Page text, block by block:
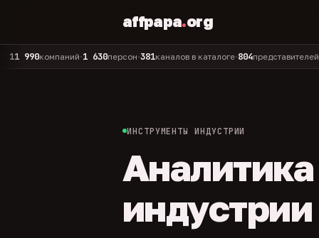
affpapa.org
компаний•1 630персон•381каналов в каталоге•804представителей•325
ИНСТРУМЕНТЫ ИНДУСТРИИ
индустрии